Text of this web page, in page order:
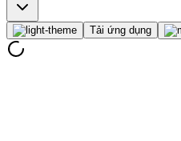
Tải ứng dụng